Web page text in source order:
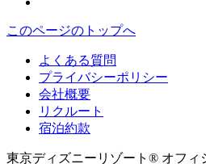
このページのトップへ
よくある質問
プライバシーポリシー
会社概要
リクルート
宿泊約款
東京ディズニーリゾート® オフィ